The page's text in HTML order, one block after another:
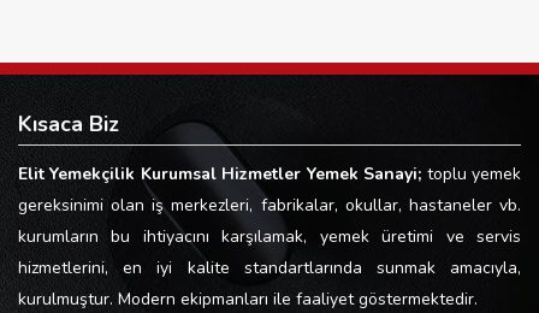
Kısaca Biz
Elit Yemekçilik Kurumsal Hizmetler Yemek Sanayi; toplu yemek
gereksinimi olan iş merkezleri, fabrikalar, okullar, hastaneler vb.
kurumların bu ihtiyacını karşılamak, yemek üretimi ve servis
hizmetlerini, en iyi kalite standartlarında sunmak amacıyla,
kurulmuştur. Modern ekipmanları ile faaliyet göstermektedir.